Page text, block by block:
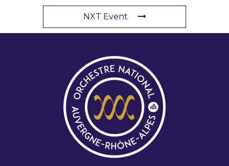
NXT Event